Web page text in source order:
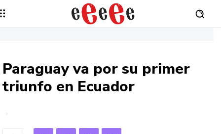
Paraguay va por su primer
triunfo en Ecuador